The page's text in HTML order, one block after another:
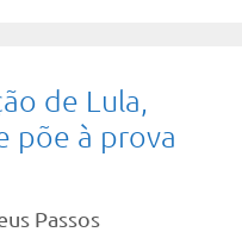
de Lula,
põe à prova
Passos